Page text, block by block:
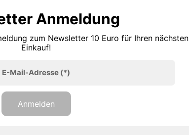
Anmeldung
zum Newsletter 10 Euro für Ihren nächsten
Einkauf!
E-Mail-Adresse(*)
Anmelden